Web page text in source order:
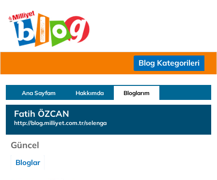
Blog Kategorileri
Ana Sayfam Hakkımda Bloglarım
Fatih ÖZCAN
http://blog.milliyet.com.tr/selenga
Güncel
Bloglar